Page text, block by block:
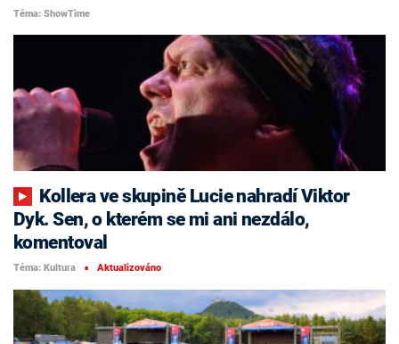
Téma: ShowTime
Dyk. Sen, o kterém se mi ani nezdálo,
komentoval
Téma: Kultura ■ Aktualizováno